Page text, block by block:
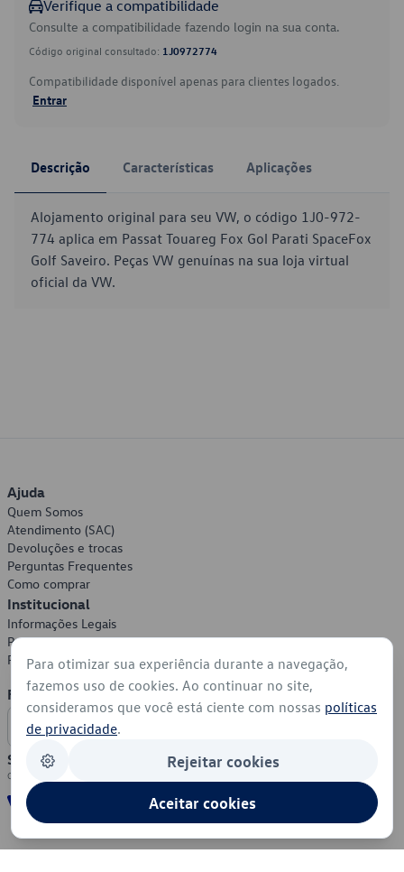
Verifique a compatibilidade
Consulte a compatibilidade fazendo login na sua conta.
Código original consultado: 1J0972774
Compatibilidade disponível apenas para clientes logados.
Entrar
Descrição Características Aplicações
Alojamento original para seu VW, o código 1J0-972-
774 aplica em Passat Touareg Fox Gol Parati SpaceFox
Golf Saveiro. Peças VW genuínas na sua loja virtual
oficial da VW.
Ajuda
Quem Somos
Atendimento (SAC)
Devoluções e trocas
Perguntas Frequentes
Como comprar
Institucional
Informações Legais
Política de Privacidade
Política de Cookies
Formas de Pagamento
Segurança
Para otimizar sua experiência durante a navegação,
fazemos uso de cookies. Ao continuar no site,
consideramos que você está ciente com nossas políticas
de privacidade.
Rejeitar cookies
Aceitar cookies